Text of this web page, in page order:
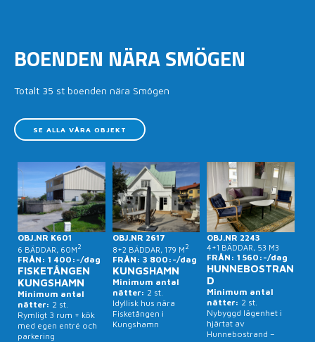
BOENDEN NÄRA SMÖGEN
Totalt 35 st boenden nära Smögen
SE ALLA VÅRA OBJEKT
OBJ.NR K601
6 BÄDDAR, 60M2
FRÅN: 1 400:-/dag
FISKETÅNGEN
KUNGSHAMN
Minimum antal
nätter: 2 st.
Rymligt 3 rum + kök
med egen entré och
parkering
OBJ.NR 2617
8+2 BÄDDAR, 179 M2
FRÅN: 3 800:-/dag
KUNGSHAMN
Minimum antal
nätter: 2 st.
Idyllisk hus nära
Fisketången i
Kungshamn
OBJ.NR 2243
4+1 BÄDDAR, 53 M3
FRÅN: 1 560:-/dag
HUNNEBOSTRAN
D
Minimum antal
nätter: 2 st.
Nybyggd lägenhet i
hjärtat av
Hunnebostrand –